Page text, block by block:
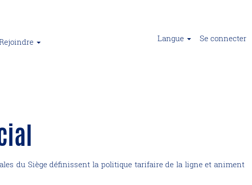
Langue Se connecter
du Siège définissent la politique tarifaire de la ligne et animent